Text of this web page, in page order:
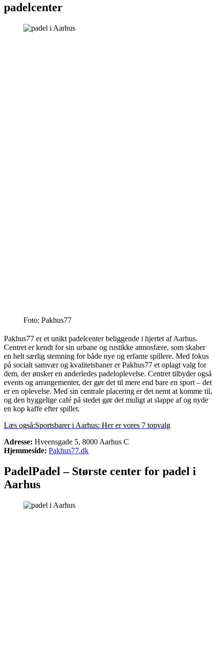
padelcenter
Foto: Pakhus77
Pakhus77 er et unikt padelcenter beliggende i hjertet af Aarhus.
Centret er kendt for sin urbane og rustikke atmosfære, som skaber
en helt særlig stemning for både nye og erfarne spillere. Med fokus
på socialt samvær og kvalitetsbaner er Pakhus77 et oplagt valg for
dem, der ønsker en anderledes padeloplevelse. Centret tilbyder også
events og arrangementer, der gør det til mere end bare en sport – det
er en oplevelse. Med sin centrale placering er det nemt at komme til,
og den hyggelige café på stedet gør det muligt at slappe af og nyde
en kop kaffe efter spillet.
Læs også:Sportsbarer i Aarhus: Her er vores 7 topvalg
Adresse: Hveensgade 5, 8000 Aarhus C
Hjemmeside: Pakhus77.dk
PadelPadel – Største center for padel i
Aarhus